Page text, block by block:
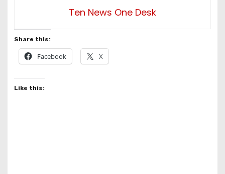
Ten News One Desk
Share this:
Facebook X
Like this: